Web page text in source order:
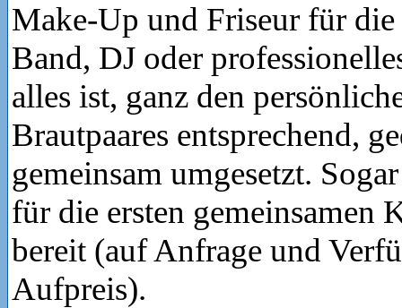
Make-Up und Friseur für
Band, DJ oder
alles ist, ganz den
Brautpaares entsprechend,
gemeinsam umgesetzt.
für die ersten gemeinsamen
bereit (auf Anfrage und
Aufpreis).